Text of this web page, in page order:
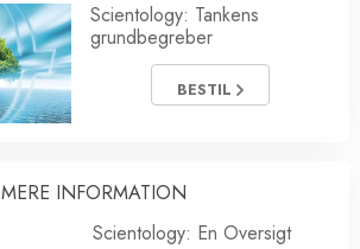
Scientology: Tankens
grundbegreber
BESTIL
MERE INFORMATION
Scientology: En Oversigt